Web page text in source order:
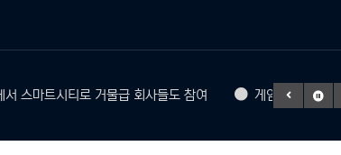
트시티로 거물급 회사들도 참여 게임의 활성화와 규제
50%